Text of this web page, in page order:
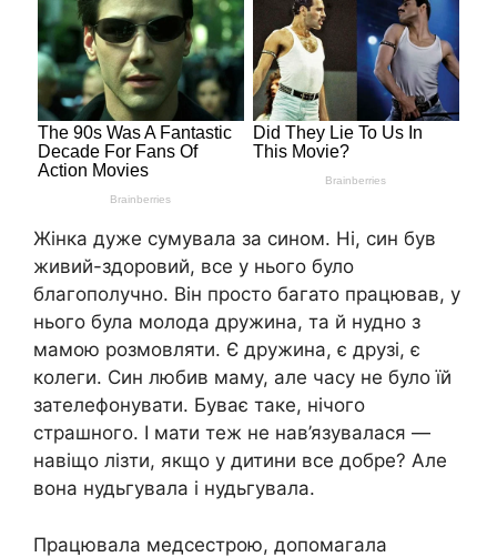
Жінка дуже сумувала за сином. Ні, син був
живий-здоровий, все у нього було
благополучно. Він просто багато працював, у
нього була молода дружина, та й нудно з
мамою розмовляти. Є дружина, є друзі, є
колеги. Син любив маму, але часу не було їй
зателефонувати. Буває таке, нічого
страшного. І мати теж не нав’язувалася —
навіщо лізти, якщо у дитини все добре? Але
вона нудьгувала і нудьгувала.
Працювала медсестрою, допомагала